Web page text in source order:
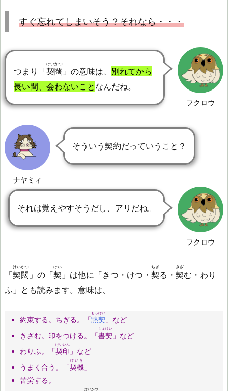
すぐ忘れてしまいそう？それなら・・・
フクロウ
つまり「契闊
けいかつ
」の意味は、 別れてから
長い間、会わないこと なんだね。
ナヤミィ
そういう契約だっていうこと？
フクロウ
それは覚えやすそうだし、アリだね。
「契闊
けいかつ
」の「契
けい
」は他に「きつ・けつ・ 契
ちぎ
る・ 契
きざ
む・わり
ふ」とも読みます。意味は、
約束する。ちぎる。「黙契
もっけい
」など
きざむ。印をつける。「書契
しょけい
」など
わりふ。「契印
けいいん
」など
うまく合う。「契機
けいき
」
苦労する。
けいかつ